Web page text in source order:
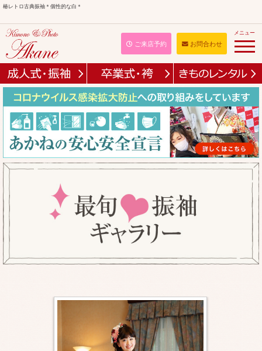
椿レトロ古典振袖＊個性的な白＊
ご来店予約 お問合わせ
メニュー